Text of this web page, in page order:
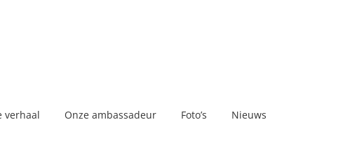
verhaal Onze ambassadeur Foto’s Nieuws